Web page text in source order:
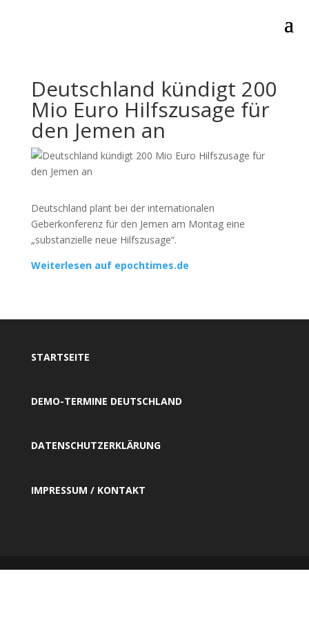
Deutschland kündigt 200
Mio Euro Hilfszusage für
den Jemen an
Deutschland plant bei der internationalen
Geberkonferenz für den Jemen am Montag eine
„substanzielle neue Hilfszusage“.
Weiterlesen auf epochtimes.de
STARTSEITE
DEMO-TERMINE DEUTSCHLAND
DATENSCHUTZERKLÄRUNG
IMPRESSUM / KONTAKT